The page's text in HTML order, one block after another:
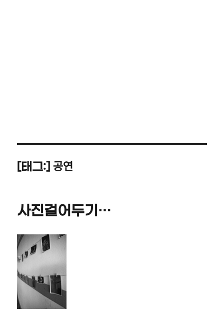
[태그:]공연
사진걸어두기…